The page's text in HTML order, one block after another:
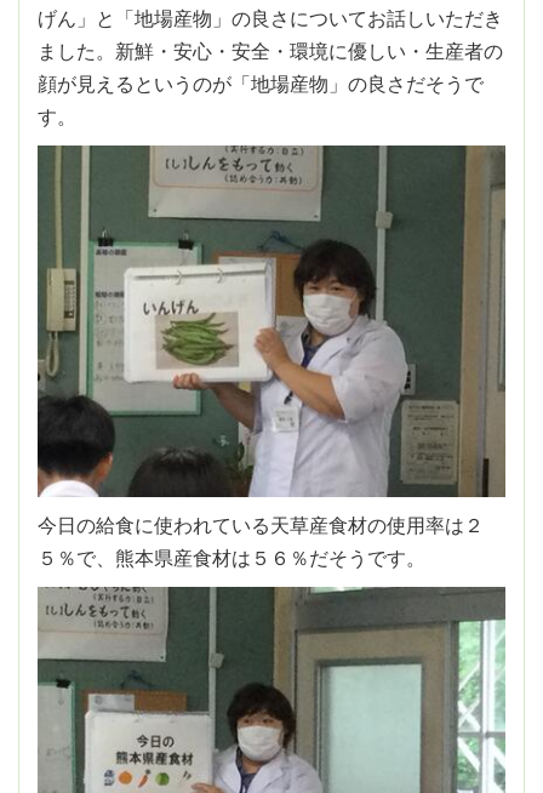
げん」と「地場産物」の良さについてお話しいただき
ました。新鮮・安心・安全・環境に優しい・生産者の
顔が見えるというのが「地場産物」の良さだそうで
す。
今日の給食に使われている天草産食材の使用率は２
５％で、熊本県産食材は５６％だそうです。